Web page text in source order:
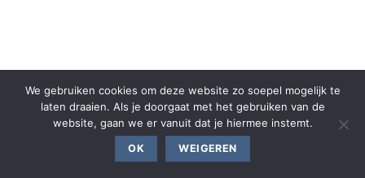
We gebruiken cookies om deze website zo soepel mogelijk te
laten draaien. Als je doorgaat met het gebruiken van de
website, gaan we er vanuit dat je hiermee instemt.
OK WEIGEREN